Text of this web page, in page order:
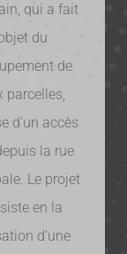
qui a fait
du
de
parcelles,
d’un accès
la rue
Le projet
en la
d’une